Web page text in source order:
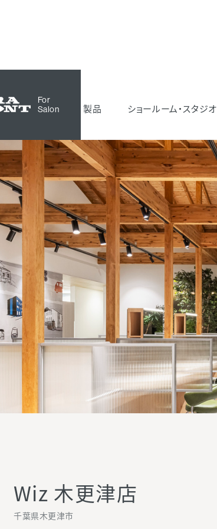
For
Salon
製品 ショールーム・スタジオ
サロン空間事例
Wiz 木更津店
千葉県木更津市